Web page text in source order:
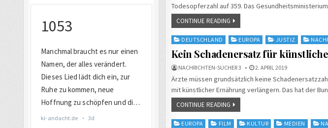
Todesopferzahl auf 359. Das
CONTINUE READING
Posted
in
DEUTSCHLAND EUROPA JUSTIZ
Kein Schadenersatz für
NACHRICHTEN-SUCHER 3 2. APRIL 2019
Ärzte müssen grundsätzlich keine
mit künstlicher Ernährung verlängern. Das hat der
CONTINUE READING
PostedEUROPA FILM KULTUR MEDIEN